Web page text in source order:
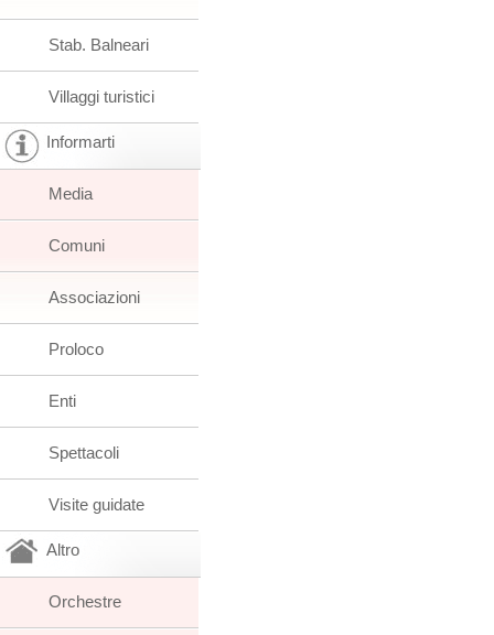
Stab. Balneari
Villaggi turistici
Informarti
Media
Comuni
Associazioni
Proloco
Enti
Spettacoli
Visite guidate
Altro
Orchestre